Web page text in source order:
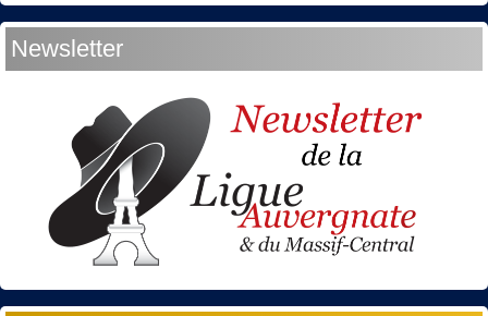
Newsletter